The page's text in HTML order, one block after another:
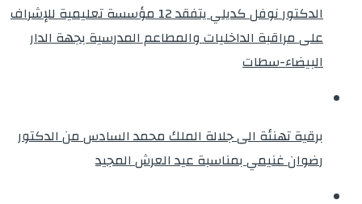
الدكتور نوفل كديلي يتفقد 12 مؤسسة تعليمية للإشراف
على مراقبة الداخليات والمطاعم المدرسية بجهة الدار
البيضاء-سطات
برقية تهنئة الى جلالة الملك محمد السادس من الدكتور
رضوان غنيمي بمناسبة عيد العرش المجيد